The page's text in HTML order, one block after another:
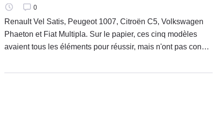
Multipla, Volkswagen Phaeton
0
Renault Vel Satis, Peugeot 1007, Citroën C5, Volkswagen
Phaeton et Fiat Multipla. Sur le papier, ces cinq modèles
avaient tous les éléments pour réussir, mais n'ont pas connu
aujourd'hui les